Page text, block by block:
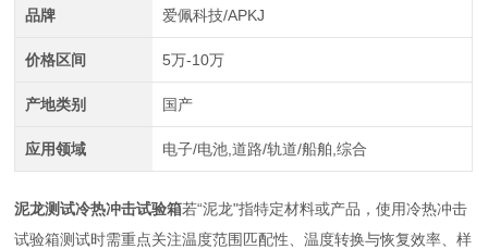
品牌 爱佩科技/APKJ
价格区间 5万-10万
产地类别 国产
应用领域 电子/电池,道路/轨道/船舶,综合
泥龙测试冷热冲击试验箱若“泥龙"指特定材料或产品，使用冷热冲击
试验箱测试时需重点关注温度范围匹配性、温度转换与恢复效率、样